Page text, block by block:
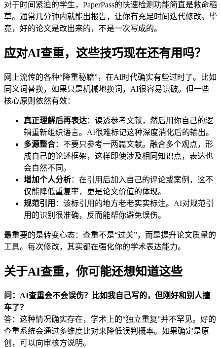
对于时间紧迫的学生，PaperPass的快速检测功能简直是救命稻
草。通常几分钟内就能出报告，让你有充足时间迭代修改。毕
竟，好的论文是改出来的，不是一次写成的。
应对AI查重，这些技巧现在还有用吗？
网上流传的各种“降重秘籍”，在AI时代确实有些过时了。比如
同义词替换，如果只是机械地换词，AI很容易识破。但一些
核心原则依然有效：
真正理解后再表达：读透参考文献，然后用你自己的逻
辑重新组织语言。AI很难标记这种深度消化后的输出。
多源整合：不要只参考一两篇文献。融合多个观点，形
成自己的论述框架，这样即使涉及相同知识点，表达也
会自然不同。
增加个人分析：在引用后加入自己的评论或案例，这不
仅能降低重复率，更是论文价值的体现。
规范引用 ：该标引用的地方老老实实标注。AI对规范引
用的识别很准确，反而能帮你避免误伤。
最重要的是转变心态：查重不是“过关”，而是提升论文质量的
工具。每次修改，其实都在强化你的学术表达能力。
关于AI查重，你可能还想知道这些
问：AI查重会不会误伤？比如我自己写的，但刚好和别人撞
车了？
答：这种情况确实存在，学术上的“独立重复”并不罕见。好的
查重系统会通过多维度比对来降低误判概率。如果确定是原
创，可以向审核方说明。